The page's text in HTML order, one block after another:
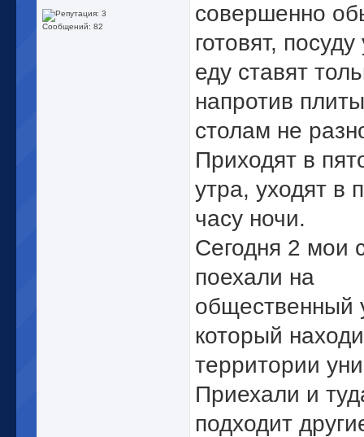
Сообщений: 82
совершенно
готовят,
еду ставят
напротив
столам не
Приходят в
утра, уходят в
часу ночи.
Сегодня 2 мои
поехали на
общественный
который
территории
Приехали и
подходит